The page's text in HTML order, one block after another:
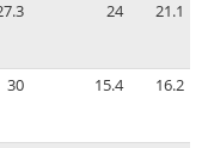
24 21.1
30 15.4 16.2